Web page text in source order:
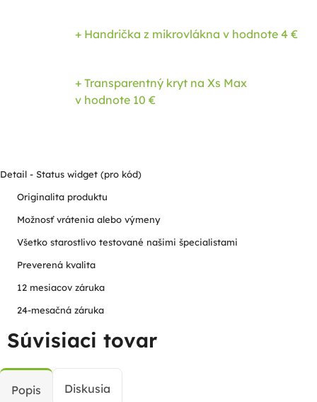
+ Handrička z mikrovlákna v hodnote 4 €
+ Transparentný kryt na Xs Max
v hodnote 10 €
Detail - Status widget (pro kód)
Originalita produktu
Možnosť vrátenia alebo výmeny
Všetko starostlivo testované našimi špecialistami
Preverená kvalita
12 mesiacov záruka
24-mesačná záruka
Súvisiaci tovar
Popis Diskusia